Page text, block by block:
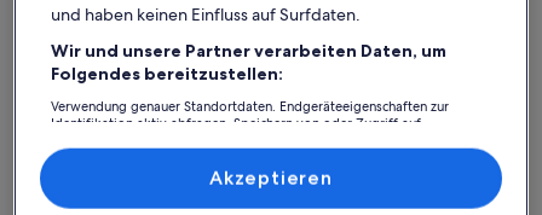
und haben keinen Einfluss auf Surfdaten.
Wir und unsere Partner verarbeiten Daten, um
Folgendes bereitzustellen:
Verwendung genauer Standortdaten. Endgeräteeigenschaften zur
Identifikation aktiv abfragen. Speichern von oder Zugriff auf
Inhalte, Messung von Werbeleistung und der Performance von Inhalten,
Zielgruppenforschung sowie Entwicklung und Verbesserung von
Akzeptieren